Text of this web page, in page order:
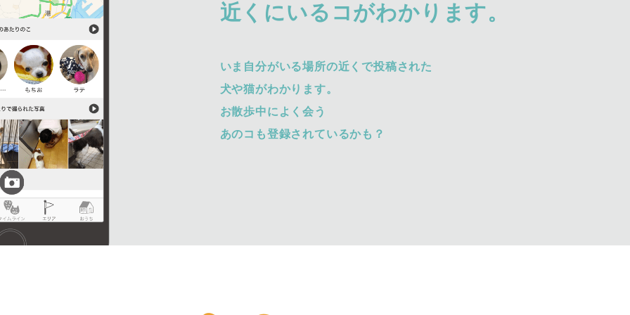
近くにいるコがわかります。
いま自分がいる場所の近くで投稿された
犬や猫がわかります。
お散歩中によく会う
あのコも登録されているかも？